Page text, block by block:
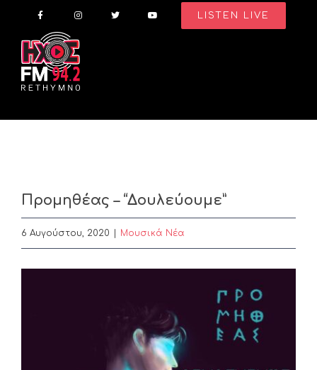
content
LISTEN LIVE
Προμηθέας – “Δουλεύουμε”
6 Αυγούστου, 2020 | Μουσικά Νέα